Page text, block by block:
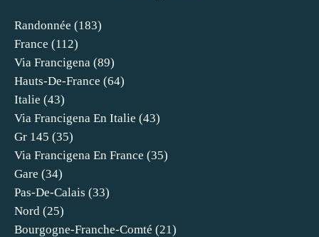
Randonnée (183)
France (112)
Via Francigena (89)
Hauts-De-France (64)
Italie (43)
Via Francigena En Italie (43)
Gr 145 (35)
Via Francigena En France (35)
Gare (34)
Pas-De-Calais (33)
Nord (25)
Bourgogne-Franche-Comté (21)